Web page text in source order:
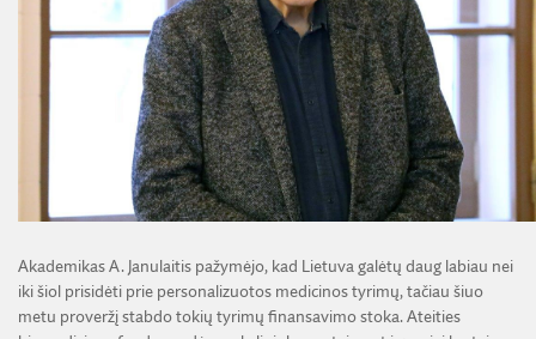
Akademikas A. Janulaitis pažymėjo, kad Lietuva galėtų daug labiau nei
iki šiol prisidėti prie personalizuotos medicinos tyrimų, tačiau šiuo
metu proveržį stabdo tokių tyrimų finansavimo stoka. Ateities